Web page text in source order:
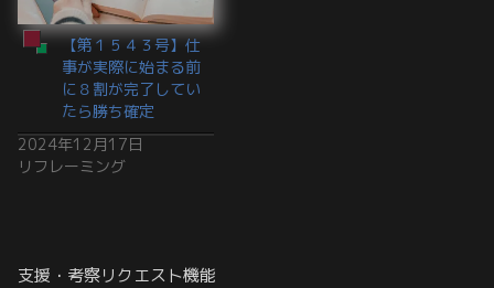
【第１５４３号】仕
事が実際に始まる前
に８割が完了してい
たら勝ち確定
2024年12月17日
リフレーミング
支援・考察リクエスト機能